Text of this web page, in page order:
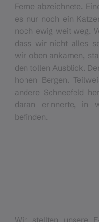
Ferne abzeichnete.
es nur noch ein
noch ewig weit weg.
dass wir nicht alles
wir oben ankamen,
den tollen Ausblick.
hohen Bergen.
andere Schneefeld
daran erinnerte, in
befinden.
Wir stellten unsere